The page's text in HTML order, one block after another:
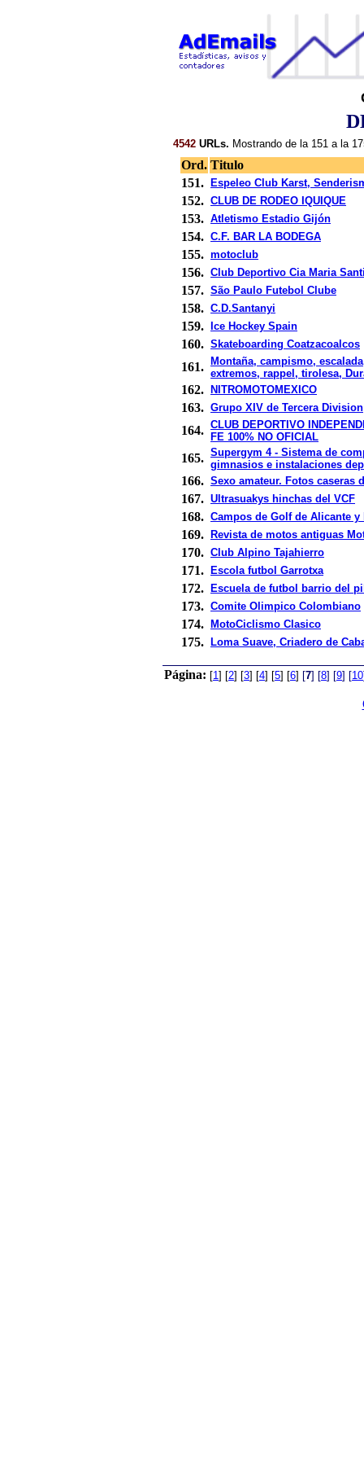
4542 URLs. Mostrando de la 151 a la
Ord. Titulo
151.
Espeleo Club Karst,
152. CLUB DE RODEO IQUIQUE
153. Atletismo Estadio Gijón
154. C.F. BAR LA BODEGA
155. motoclub
156. Club Deportivo Cia Maria
157. São Paulo Futebol Clube
158. C.D.Santanyi
159. Ice Hockey Spain
160. Skateboarding Coatzacoalcos
161.
Montaña, campismo,
extremos, rappel, tirolesa,
162. NITROMOTOMEXICO
163. Grupo XIV de Tercera Division
164. CLUB DEPORTIVO
FE 100% NO OFICIAL
165. Supergym 4 - Sistema de
gimnasios e instalaciones
166. Sexo amateur. Fotos caseras
167. Ultrasuakys hinchas del VCF
168. Campos de Golf de Alicante y
169. Revista de motos antiguas
170. Club Alpino Tajahierro
171. Escola futbol Garrotxa
172. Escuela de futbol barrio del
173. Comite Olimpico Colombiano
174. MotoCiclismo Clasico
175. Loma Suave, Criadero de
Página: [1] [2] [3] [4] [5] [6] [7] [8] [9] [10